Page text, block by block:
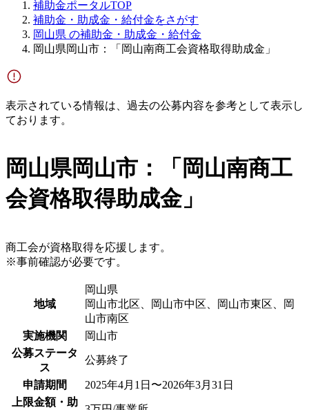
補助金ポータルTOP
補助金・助成金・給付金をさがす
岡山県 の補助金・助成金・給付金
岡山県岡山市：「岡山南商工会資格取得助成金」
表示されている情報は、過去の公募内容を参考として表示し
ております。
岡山県岡山市：「岡山南商工
会資格取得助成金」
商工会が資格取得を応援します。
※事前確認が必要です。
地域
岡山県
岡山市北区、岡山市中区、岡山市東区、岡
山市南区
実施機関
岡山市
公募ステータ
ス
公募終了
申請期間
2025年4月1日〜2026年3月31日
上限金額・助